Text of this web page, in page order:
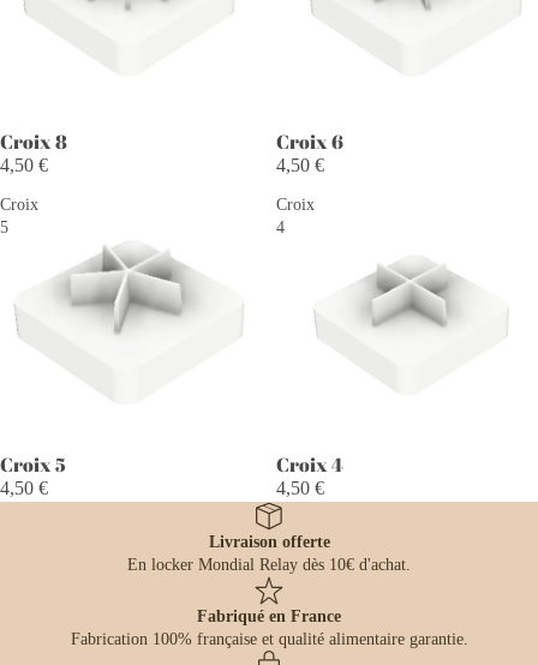
Croix 8
4,50 €
Croix 6
4,50 €
Croix
5
Croix 5
4,50 €
Croix
4
Croix 4
4,50 €
Livraison offerte
En locker Mondial Relay dès 10€ d'achat.
Fabriqué en France
Fabrication 100% française et qualité alimentaire garantie.